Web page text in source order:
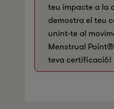
teu impacte a la
demostra el teu
unint-te al
Menstrual
teva certificació!